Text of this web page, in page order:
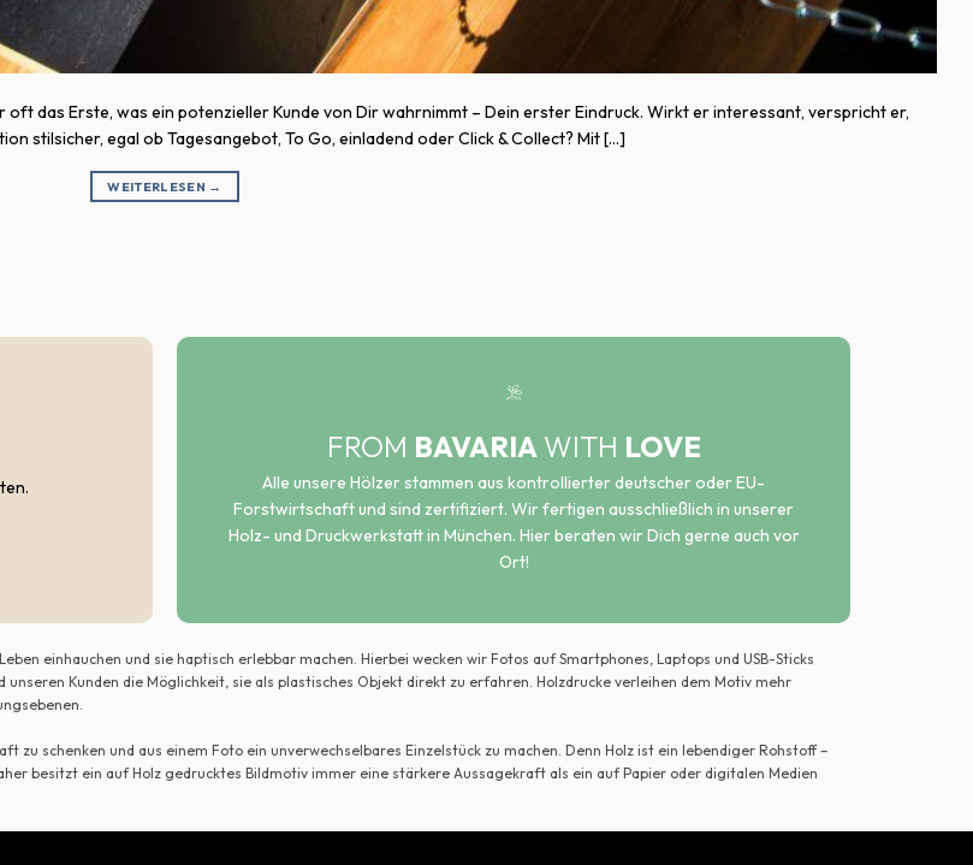
das Erste, was ein potenzieller Kunde von Dir wahrnimmt – Dein erster Eindruck. Wirkt er interessant, verspricht er,
stilsicher, egal ob Tagesangebot, To Go, einladend oder Click & Collect? Mit […]
WEITERLESEN →
FROM BAVARIAWITH LOVE
Alle unsere Hölzer stammen aus kontrollierter deutscher oder EU-
Forstwirtschaft und sind zertifiziert. Wir fertigen ausschließlich in unserer
Holz- und Druckwerkstatt in München. Hier beraten wir Dich gerne auch vor
Ort!
einhauchen und sie haptisch erlebbar machen. Hierbei wecken wir Fotos auf Smartphones, Laptops und USB-Sticks
Kunden die Möglichkeit, sie als plastisches Objekt direkt zu erfahren. Holzdrucke verleihen dem Motiv mehr
schenken und aus einem Foto ein unverwechselbares Einzelstück zu machen. Denn Holz ist ein lebendiger Rohstoff –
besitzt ein auf Holz gedrucktes Bildmotiv immer eine stärkere Aussagekraft als ein auf Papier oder digitalen Medien